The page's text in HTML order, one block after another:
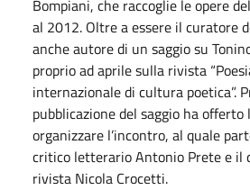
Bompiani, che raccoglie le opere
al 2012. Oltre a essere il curatore
anche autore di un saggio su
proprio ad aprile sulla rivista
internazionale di cultura poetica”.
pubblicazione del saggio ha offerto
organizzare l’incontro, al quale
critico letterario Antonio Prete e il
rivista Nicola Crocetti.